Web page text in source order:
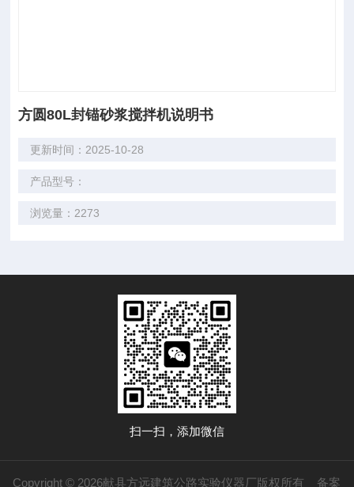
方圆80L封锚砂浆搅拌机说明书
更新时间：2025-10-28
产品型号：
浏览量：2273
扫一扫，添加微信
Copyright © 2026献县方远建筑公路实验仪器厂版权所有 备案